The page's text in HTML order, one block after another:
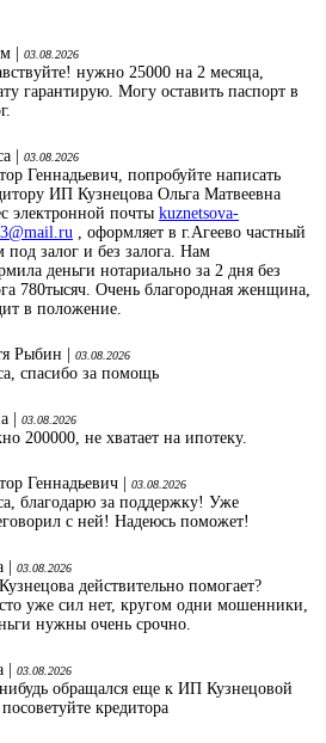
|
03.08.2026
нужно 25000 на 2 месяца,
гарантирую. Могу оставить паспорт в
| 03.08.2026
Геннадьевич, попробуйте написать
ИП Кузнецова Ольга Матвеевна
электронной почты kuznetsova-
, оформляет в г.Агеево частный
под залог и без залога. Нам
деньги нотариально за 2 дня без
780тысяч. Очень благородная женщина,
в положение.
Рыбин | 03.08.2026
спасибо за помощь
| 03.08.2026
200000, не хватает на ипотеку.
Геннадьевич | 03.08.2026
благодарю за поддержку! Уже
с ней! Надеюсь поможет!
| 03.08.2026
действительно помогает?
уже сил нет, кругом одни мошенники,
нужны очень срочно.
| 03.08.2026
обращался еще к ИП Кузнецовой
кредитора